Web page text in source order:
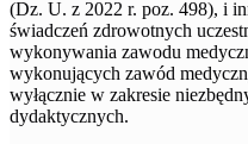
(Dz. U. z 2022 r. poz. 498), i
świadczeń zdrowotnych
wykonywania zawodu
wykonujących zawód
wyłącznie w zakresie
dydaktycznych.